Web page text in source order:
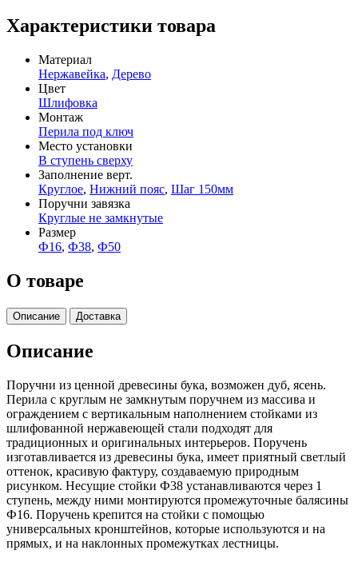
Характеристики товара
Материал
Нержавейка, Дерево
Цвет
Шлифовка
Монтаж
Перила под ключ
Место установки
В ступень сверху
Заполнение верт.
Круглое, Нижний пояс, Шаг 150мм
Поручни завязка
Круглые не замкнутые
Размер
Ф16, Ф38, Ф50
О товаре
Описание Доставка
Описание
Поручни из ценной древесины бука, возможен дуб, ясень.
Перила с круглым не замкнутым поручнем из массива и
ограждением с вертикальным наполнением стойками из
шлифованной нержавеющей стали подходят для
традиционных и оригинальных интерьеров. Поручень
изготавливается из древесины бука, имеет приятный светлый
оттенок, красивую фактуру, создаваемую природным
рисунком. Несущие стойки Ф38 устанавливаются через 1
ступень, между ними монтируются промежуточные балясины
Ф16. Поручень крепится на стойки с помощью
универсальных кронштейнов, которые используются и на
прямых, и на наклонных промежутках лестницы.